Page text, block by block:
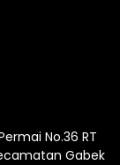
No.36 RT
Gabek